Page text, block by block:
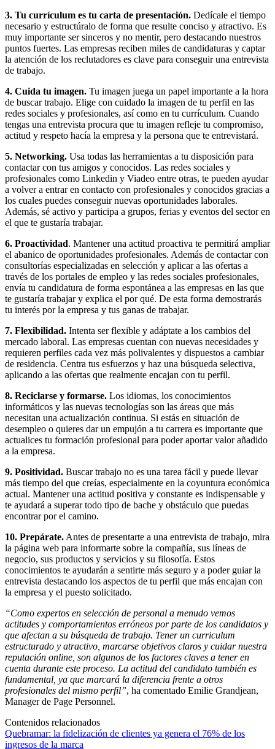
3. Tu currículum es tu carta de presentación. Dedícale el tiempo
necesario y estructúralo de forma que resulte conciso y atractivo. Es
muy importante ser sinceros y no mentir, pero destacando nuestros
puntos fuertes. Las empresas reciben miles de candidaturas y captar
la atención de los reclutadores es clave para conseguir una entrevista
de trabajo.
4. Cuida tu imagen. Tu imagen juega un papel importante a la hora
de buscar trabajo. Elige con cuidado la imagen de tu perfil en las
redes sociales y profesionales, así como en tu currículum. Cuando
tengas una entrevista procura que tu imagen refleje tu compromiso,
actitud y respeto hacía la empresa y la persona que te entrevistará.
5. Networking. Usa todas las herramientas a tu disposición para
contactar con tus amigos y conocidos. Las redes sociales y
profesionales como Linkedin y Viadeo entre otras, te pueden ayudar
a volver a entrar en contacto con profesionales y conocidos gracias a
los cuales puedes conseguir nuevas oportunidades laborales.
Además, sé activo y participa a grupos, ferias y eventos del sector en
el que te gustaría trabajar.
6. Proactividad. Mantener una actitud proactiva te permitirá ampliar
el abanico de oportunidades profesionales. Además de contactar con
consultorías especializadas en selección y aplicar a las ofertas a
través de los portales de empleo y las redes sociales profesionales,
envía tu candidatura de forma espontánea a las empresas en las que
te gustaría trabajar y explica el por qué. De esta forma demostrarás
tu interés por la empresa y tus ganas de trabajar.
7. Flexibilidad. Intenta ser flexible y adáptate a los cambios del
mercado laboral. Las empresas cuentan con nuevas necesidades y
requieren perfiles cada vez más polivalentes y dispuestos a cambiar
de residencia. Centra tus esfuerzos y haz una búsqueda selectiva,
aplicando a las ofertas que realmente encajan con tu perfil.
8. Reciclarse y formarse. Los idiomas, los conocimientos
informáticos y las nuevas tecnologías son las áreas que más
necesitan una actualización continua. Si estás en situación de
desempleo o quieres dar un empujón a tu carrera es importante que
actualices tu formación profesional para poder aportar valor añadido
a la empresa.
9. Positividad. Buscar trabajo no es una tarea fácil y puede llevar
más tiempo del que creías, especialmente en la coyuntura económica
actual. Mantener una actitud positiva y constante es indispensable y
te ayudará a superar todo tipo de bache y obstáculo que puedas
encontrar por el camino.
10. Prepárate. Antes de presentarte a una entrevista de trabajo, mira
la página web para informarte sobre la compañía, sus líneas de
negocio, sus productos y servicios y su filosofía. Estos
conocimientos te ayudarán a sentirte más seguro y a poder guiar la
entrevista destacando los aspectos de tu perfil que más encajan con
la empresa y el puesto solicitado.
“Como expertos en selección de personal a menudo vemos
actitudes y comportamientos erróneos por parte de los candidatos y
que afectan a su búsqueda de trabajo. Tener un curriculum
estructurado y atractivo, marcarse objetivos claros y cuidar nuestra
reputación online, son algunos de los factores claves a tener en
cuenta durante este proceso. La actitud del candidato también es
fundamental, ya que marcará la diferencia frente a otros
profesionales del mismo perfil”, ha comentado Emilie Grandjean,
Manager de Page Personnel.
Contenidos relacionados
Quebramar: la fidelización de clientes ya genera el 76% de los
ingresos de la marca